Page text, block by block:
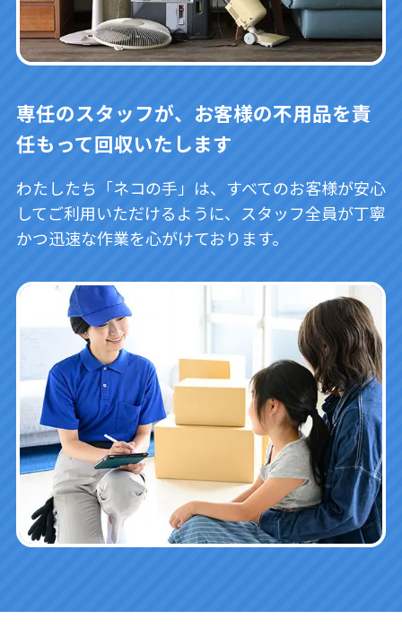
専任のスタッフが、お客様の不用品を責
任もって回収いたします
わたしたち「ネコの手」は、すべてのお客様が安心
してご利用いただけるように、スタッフ全員が丁寧
かつ迅速な作業を心がけております。